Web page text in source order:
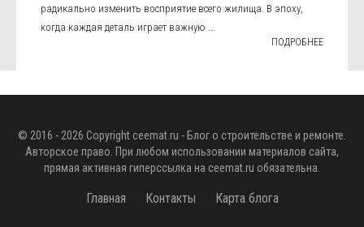
радикально изменить восприятие всего жилища. В эпоху,
когда каждая деталь играет важную ...
ПОДРОБНЕЕ
© 2016 - 2026 Copyright ceemat.ru - Блог о строительстве и ремонте.
Авторское право. При любом использовании материалов сайта,
прямая активная гиперссылка на ceemat.ru обязательна.
Главная Контакты Карта блога